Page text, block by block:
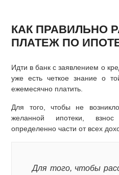
ЗАТОПЛЕНИЕ
ИЖС
КАК ПРАВИЛЬНО
ПЛАТЕЖ ПО
Идти в банк с заявлением о
уже есть четкое знание о
ежемесячно платить.
Для того, чтобы не
желанной ипотеки,
определенно части от всех
Для того, чтобы